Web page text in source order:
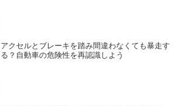
アクセルとブレーキを踏み間違わなくても暴走す
る？自動車の危険性を再認識しよう